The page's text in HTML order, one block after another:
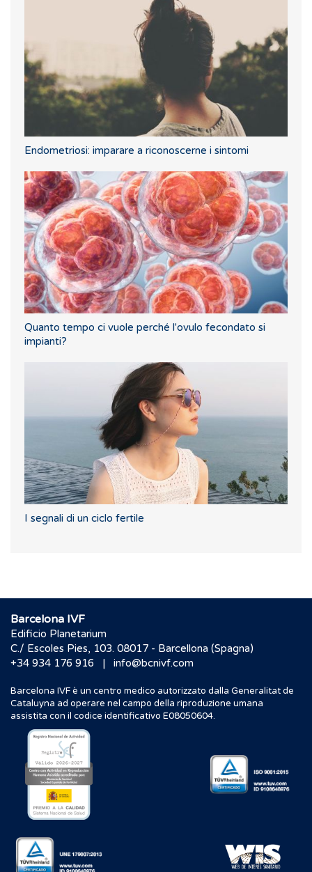
Endometriosi: imparare a riconoscerne i sintomi
Quanto tempo ci vuole perché l'ovulo fecondato si
impianti?
I segnali di un ciclo fertile
Barcelona IVF
Edificio Planetarium
C./ Escoles Pies, 103. 08017 - Barcellona (Spagna)
+34 934 176 916
| info@bcnivf.com
Barcelona IVF è un centro medico autorizzato dalla Generalitat de
Cataluyna ad operare nel campo della riproduzione umana
assistita con il codice identificativo E08050604.